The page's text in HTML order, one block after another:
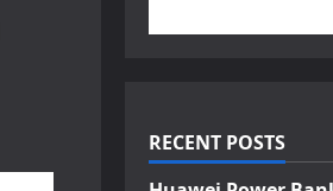
RECENT POSTS